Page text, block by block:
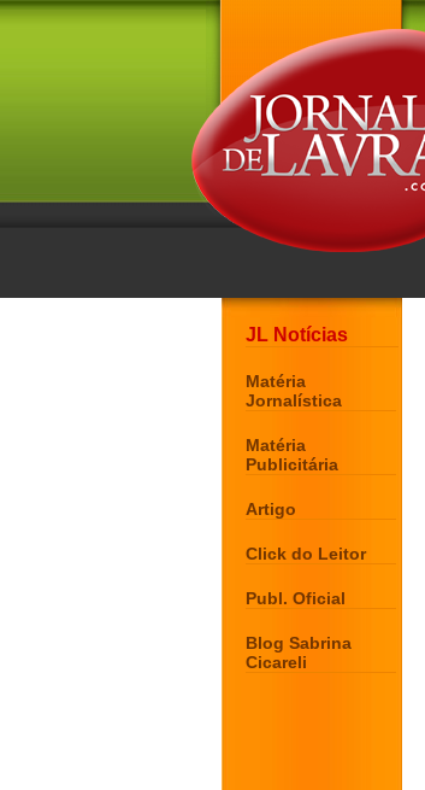
JL Notícias
Matéria
Jornalística
Matéria
Publicitária
Artigo
Click do Leitor
Publ. Oficial
Blog Sabrina
Cicareli